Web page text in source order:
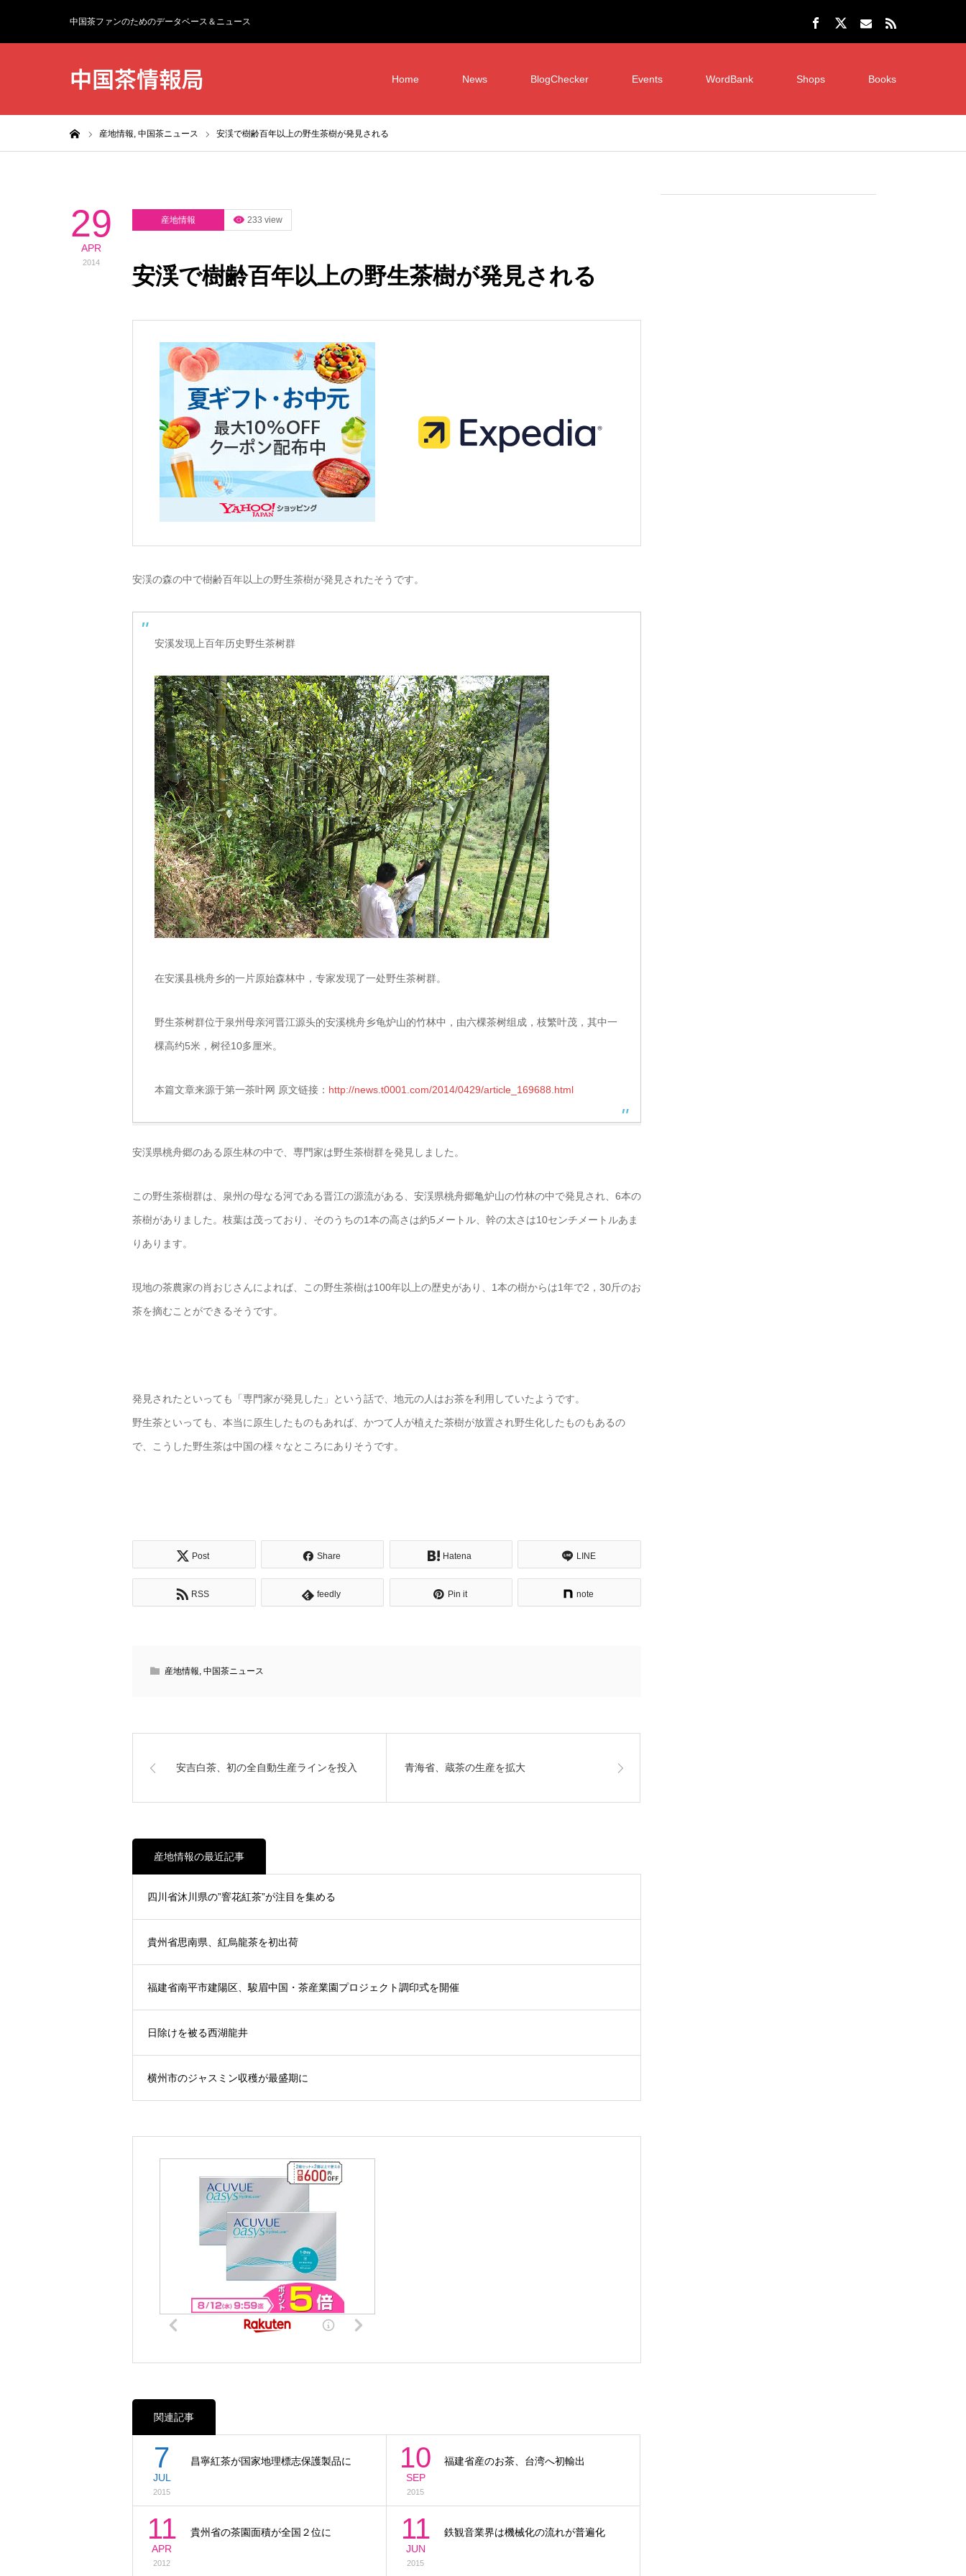
中国茶ファンのためのデータベース＆ニュース
中国茶情報局 Home News BlogChecker Events WordBank Shops Books
産地情報, 中国茶ニュース 安渓で樹齢百年以上の野生茶樹が発見される
29
APR
2014
産地情報 233 view
安渓で樹齢百年以上の野生茶樹が発見される
安渓の森の中で樹齢百年以上の野生茶樹が発見されたそうです。
安溪发现上百年历史野生茶树群
在安溪县桃舟乡的一片原始森林中，专家发现了一处野生茶树群。
野生茶树群位于泉州母亲河晋江源头的安溪桃舟乡龟炉山的竹林中，由六棵茶树组成，枝繁叶茂，其中一
棵高约5米，树径10多厘米。
本篇文章来源于第一茶叶网 原文链接： http://news.t0001.com/2014/0429/article_169688.html
安渓県桃舟郷のある原生林の中で、専門家は野生茶樹群を発見しました。
この野生茶樹群は、泉州の母なる河である晋江の源流がある、安渓県桃舟郷亀炉山の竹林の中で発見され、6本の
茶樹がありました。枝葉は茂っており、そのうちの1本の高さは約5メートル、幹の太さは10センチメートルあま
りあります。
現地の茶農家の肖おじさんによれば、この野生茶樹は100年以上の歴史があり、1本の樹からは1年で2，30斤のお
茶を摘むことができるそうです。
発見されたといっても「専門家が発見した」という話で、地元の人はお茶を利用していたようです。
野生茶といっても、本当に原生したものもあれば、かつて人が植えた茶樹が放置され野生化したものもあるの
で、こうした野生茶は中国の様々なところにありそうです。
Post Share Hatena LINE
RSS feedly Pin it note
産地情報 中国茶ニュース
安吉白茶、初の全自動生産ラインを投入 青海省、蔵茶の生産を拡大
産地情報の最近記事
四川省沐川県の”窨花紅茶”が注目を集める
貴州省思南県、紅烏龍茶を初出荷
福建省南平市建陽区、駿眉中国・茶産業園プロジェクト調印式を開催
日除けを被る西湖龍井
横州市のジャスミン収穫が最盛期に
関連記事
7
JUL
2015
昌寧紅茶が国家地理標志保護製品に 10
SEP
2015
福建省産のお茶、台湾へ初輸出
11
APR
2012
貴州省の茶園面積が全国２位に 11
JUN
2015
鉄観音業界は機械化の流れが普遍化